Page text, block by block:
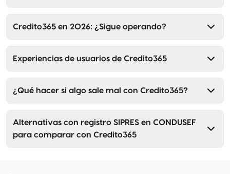
Credito365 en 2026: ¿Sigue operando?
Experiencias de usuarios de Credito365
¿Qué hacer si algo sale mal con Credito365?
Alternativas con registro SIPRES en CONDUSEF
para comparar con Credito365